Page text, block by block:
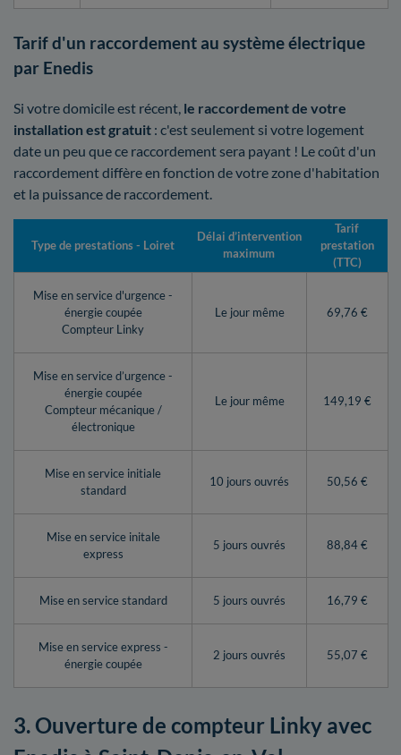
Tarif d'un raccordement au système électrique
par Enedis
Si votre domicile est récent, le raccordement de votre
installation est gratuit : c'est seulement si votre logement
date un peu que ce raccordement sera payant ! Le coût d'un
raccordement diffère en fonction de votre zone d'habitation
et la puissance de raccordement.
Type de prestations - Loiret
Délai d’intervention
maximum
Tarif
prestation
(TTC)
Mise en service d'urgence -
énergie coupée
Compteur Linky
Le jour même 69,76 €
Mise en service d’urgence -
énergie coupée
Compteur mécanique /
électronique
Le jour même 149,19 €
Mise en service initiale
standard
10 jours ouvrés 50,56 €
Mise en service initale
express
5 jours ouvrés 88,84 €
Mise en service standard 5 jours ouvrés 16,79 €
Mise en service express -
énergie coupée
2 jours ouvrés 55,07 €
3. Ouverture de compteur Linky avec